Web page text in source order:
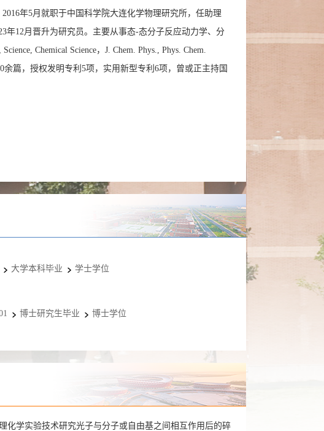
2016年5月就职于中国科学院大连化学物理研究所，任助理
年12月晋升为研究员。主要从事态-态分子反应动力学、分
Chemical Science， J. Chem. Phys., Phys. Chem.
0余篇，授权发明专利5项，实用新型专利6项，曾或正主持国
大学本科毕业 学士学位
博士研究生毕业 博士学位
化学实验技术研究光子与分子或自由基之间相互作用后的碎